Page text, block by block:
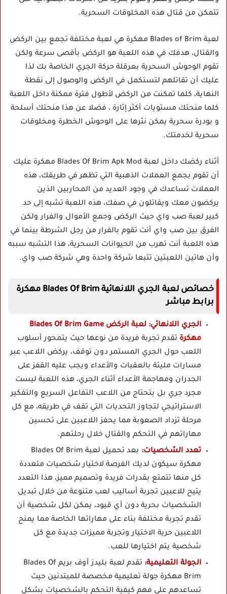
تتمكن من قتال هذه المخلوقات السحرية.
لعبة Blades of Brim مهكرة هي لعبة مختلفة تجمع بين الركض
والقتال، هدفك في هذه اللعبة هو الركض بأقصى سرعة ولكن
تقوم الوحوش السحرية بعرقلة حركة الجري الخاصة بك لذا
عليك أن تقاتلهم لتستكمل في الركض والوصول إلى نقطة
النهاية، كلما تمكنت من الركض لأطول فترة ممكنة داخل اللعبة
كلما منحتك مستويات أكثر إثارة ، فضلا عن هذا منحتك أسلحة
و بودرة سحرية يمكن نثرها على الوحوش الخطرة ومخلوقات
سحرية لخدمتك.
أثناء ركضك داخل لعبة Blades Of Brim Apk Mod مهكرة عليك
أن تقوم بجمع العملات الذهبية التي تظهر في طريقك، هذه
العملات تساعدك في وجود العديد من المحاربين الذين
يركضون معك ويقاتلون في صفك، هذه اللعبة تشبه إلى حد
كبير لعبة صب واي حيث الركض وجمع الأموال والفرار ولكن
الفرق بين صب واي أنت تقوم بالفرار من رجل الشرطة بينما في
هذه اللعبة أنت تهرب من الحيوانات السحرية، هذا التشبه سببه
وأن هاتين اللعبتين تتبعا شركة واحدة وهي شركة صب واي.
خصائص لعبة الجري اللانهائية Blades Of Brim مهكرة
برابط مباشر
الجري اللانهائي:
لعبة الركض Blades Of Brim Game
مهكرة تقدم تجربة فريدة من نوعها حيث يتمحور أسلوب
اللعب حول الجري المستمر دون توقف، يركض اللاعب عبر
مسارات مليئة بالعقبات والأعداء ويجب عليه القفز على
الجدران ومهاجمة الأعداء أثناء الجري، هذه اللعبة ليست
مجرد جري بل بتحتاج من اللاعب التفاعل السريع والتفكير
الاستراتيجي لتجاوز التحديات التي تقف في طريقه، مع كل
مرحلة تزداد الصعوبة مما يحفز اللاعبين على تحسين
مهاراتهم في التحكم والقتال خلال رحلتهم.
تعدد الشخصيات:
بعد تحميل لعبة Blades Of Brim
مهكرة سيكون لديك الفرصة لاختيار شخصيات متعددة
كل منها تتمتع بقدرات فريدة وتصميم مميز، هذا التعدد
يتيح للاعبين تجربة أساليب لعب متنوعة من خلال تبديل
الشخصيات بحرية دون أي قيود، يمكن لكل شخصية أن
تقدم تجربة مختلفة بناء على مهاراتها الخاصة مما يمنح
اللاعبين حرية الاختيار وتجربة مميزات جديدة مع كل
شخصية يتم اختيارها للعب.
الجولة التعليمية:
تقدم لعبة بليدز أوف بريم Blades Of
Brim مهكرة جولة تعليمية مخصصة للمبتدئين حيث
تساعدهم على فهم كيفية التحكم بالشخصيات بشكل